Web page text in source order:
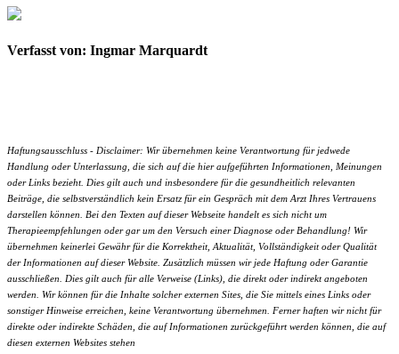
Verfasst von: Ingmar Marquardt
Haftungsausschluss - Disclaimer: Wir übernehmen keine Verantwortung für jedwede
Handlung oder Unterlassung, die sich auf die hier aufgeführten Informationen, Meinungen
oder Links bezieht. Dies gilt auch und insbesondere für die gesundheitlich relevanten
Beiträge, die selbstverständlich kein Ersatz für ein Gespräch mit dem Arzt Ihres Vertrauens
darstellen können. Bei den Texten auf dieser Webseite handelt es sich nicht um
Therapieempfehlungen oder gar um den Versuch einer Diagnose oder Behandlung! Wir
übernehmen keinerlei Gewähr für die Korrektheit, Aktualität, Vollständigkeit oder Qualität
der Informationen auf dieser Website. Zusätzlich müssen wir jede Haftung oder Garantie
ausschließen. Dies gilt auch für alle Verweise (Links), die direkt oder indirekt angeboten
werden. Wir können für die Inhalte solcher externen Sites, die Sie mittels eines Links oder
sonstiger Hinweise erreichen, keine Verantwortung übernehmen. Ferner haften wir nicht für
direkte oder indirekte Schäden, die auf Informationen zurückgeführt werden können, die auf
diesen externen Websites stehen